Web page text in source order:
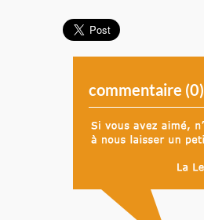
commentaire (0)